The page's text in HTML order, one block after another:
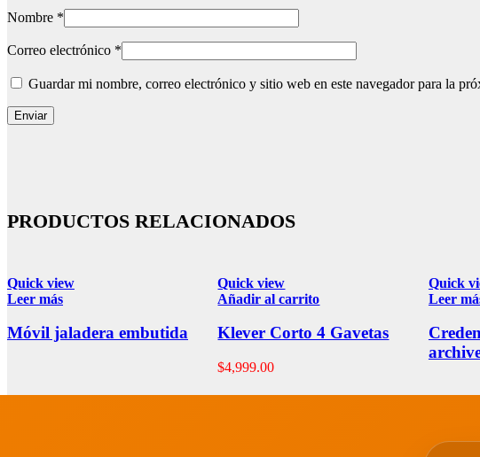
Nombre *
Correo electrónico *
Guardar mi nombre, correo electrónico y sitio web en este navegador para la
PRODUCTOS RELACIONADOS
Quick view
Leer más
Móvil jaladera embutida
Quick view
Añadir al carrito
Klever Corto 4 Gavetas
$4,999.00
Quick
Leer